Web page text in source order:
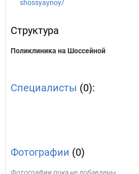
shossyaynoy/
Структура
Поликлиника на Шоссейной
Специалисты (0):
Фотографии (0)